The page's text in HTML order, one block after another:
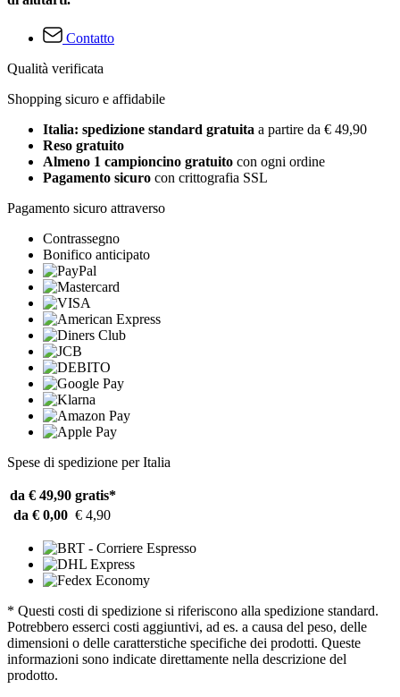
Contatto
Qualità verificata
Shopping sicuro e affidabile
Italia: spedizione standard gratuita a partire da € 49,90
Reso gratuito
Almeno 1 campioncino gratuito con ogni ordine
Pagamento sicuro con crittografia SSL
Pagamento sicuro attraverso
Contrassegno
Bonifico anticipato
Spese di spedizione per Italia
da € 49,90 gratis*
da € 0,00 € 4,90
* Questi costi di spedizione si riferiscono alla spedizione standard.
Potrebbero esserci costi aggiuntivi, ad es. a causa del peso, delle
dimensioni o delle caratterstiche specifiche dei prodotti. Queste
informazioni sono indicate direttamente nella descrizione del
prodotto.